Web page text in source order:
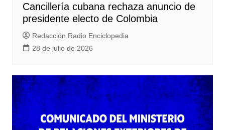
Cancillería cubana rechaza anuncio de
presidente electo de Colombia
Redacción Radio Enciclopedia
28 de julio de 2026